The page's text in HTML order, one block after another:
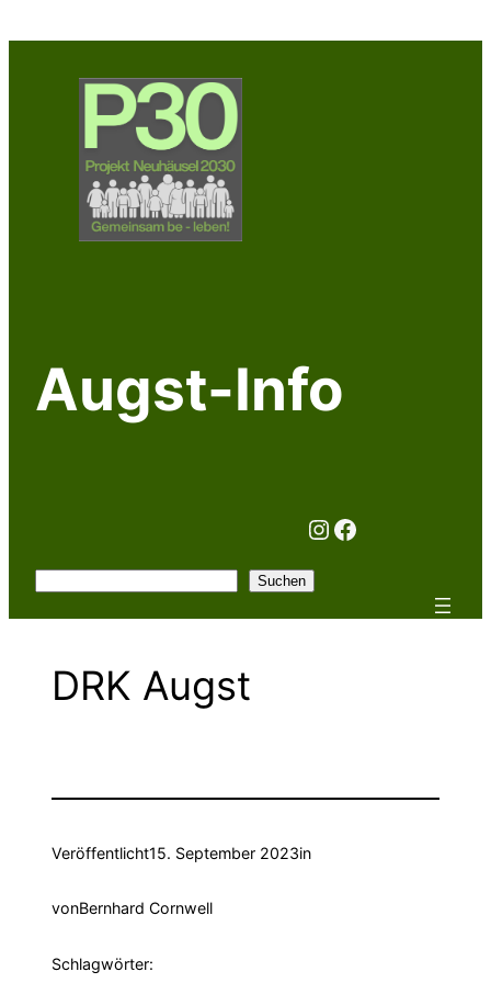
Inhalt
Augst-Info
Instagram
Facebook
Suchen
DRK Augst
Veröffentlicht15. September 2023in
vonBernhard Cornwell
Schlagwörter: